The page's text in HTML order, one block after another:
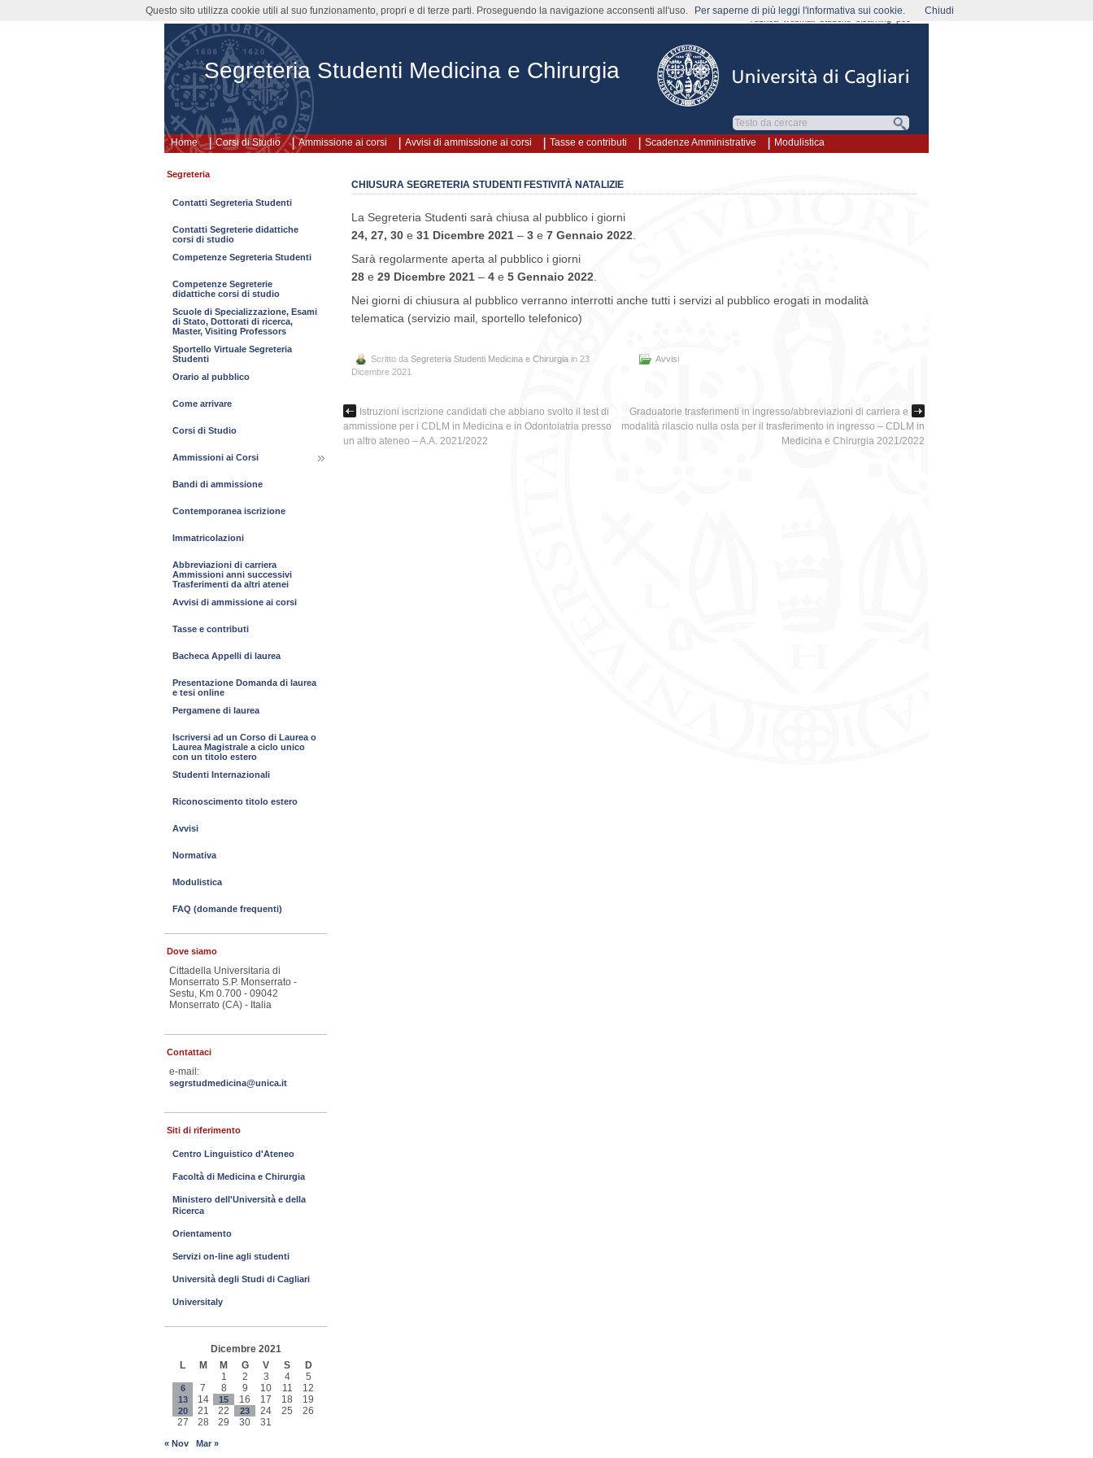
Segreteria Studenti Medicina e Chirurgia
Home
rubrica webmail
Corsi di Studio Ammissione ai corsi Avvisi di ammissione ai corsi Tasse e contributi Scadenze Amministrative Modulistica
CHIUSURA SEGRETERIA STUDENTI FESTIVITÀ NATALIZIE
La Segreteria Studenti sarà chiusa al pubblico i giorni
24, 27, 30 e 31 Dicembre 2021 – 3 e 7 Gennaio 2022
Sarà regolarmente aperta al pubblico i giorni
28 e 29 Dicembre 2021 – 4 e 5 Gennaio 2022
Nei giorni di chiusura al pubblico verranno interrotti anche tutti i servizi al pubblico erogati in modalità
telematica (servizio mail, sportello telefonico)
Scritto da Segreteria Studenti Medicina e Chirurgia in 23
Dicembre 2021
Avvisi
Istruzioni iscrizione candidati che abbiano svolto il test di
ammissione per i CDLM in Medicina e in Odontoiatria presso
un altro ateneo – A.A. 2021/2022
Graduatorie trasferimenti in ingresso/abbreviazioni di carriera e
modalità rilascio nulla osta per il trasferimento in ingresso – CDLM in
Medicina e Chirurgia 2021/2022
Segreteria
Contatti Segreteria Studenti
Contatti Segreterie didattiche
corsi di studio
Competenze Segreteria Studenti
Competenze Segreterie
didattiche corsi di studio
Scuole di Specializzazione, Esami
di Stato, Dottorati di ricerca,
Master, Visiting Professors
Sportello Virtuale Segreteria
Studenti
Orario al pubblico
Come arrivare
Corsi di Studio
Ammissioni ai Corsi
Bandi di ammissione
Contemporanea iscrizione
Immatricolazioni
Abbreviazioni di carriera
Ammissioni anni successivi
Trasferimenti da altri atenei
Avvisi di ammissione ai corsi
Tasse e contributi
Bacheca Appelli di laurea
Presentazione Domanda di laurea
e tesi online
Pergamene di laurea
Iscriversi ad un Corso di Laurea o
Laurea Magistrale a ciclo unico
con un titolo estero
Studenti Internazionali
Riconoscimento titolo estero
Avvisi
Normativa
Modulistica
FAQ (domande frequenti)
Dove siamo
Cittadella Universitaria di
Monserrato S.P. Monserrato -
Sestu, Km 0.700 - 09042
Monserrato (CA) - Italia
Contattaci
e-mail:
segrstudmedicina@unica.it
Siti di riferimento
Centro Linguistico d'Ateneo
Facoltà di Medicina e Chirurgia
Ministero dell'Università e della
Ricerca
Orientamento
Servizi on-line agli studenti
Università degli Studi di Cagliari
Universitaly
Dicembre 2021
L
M M G V S
D
1
2 3 4 5
6 7 8 9 10 11 12
13 14 15 16 17 18 19
20 21 22 23 24 25
26
27
28 29 30 31
« Nov Mar »
Questo sito utilizza cookie utili al suo funzionamento, propri e di terze parti. Proseguendo la navigazione acconsenti all'uso. Per saperne di più leggi l'informativa sui cookie. Chiudi